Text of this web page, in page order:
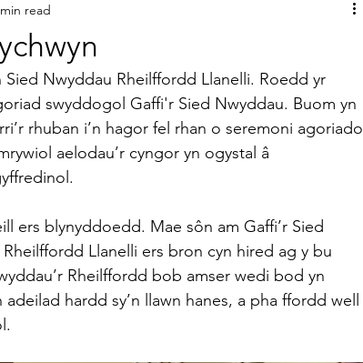
read
Nwyddau Rheilffordd Llanelli. Roedd yr
swyddogol Gaffi'r Sied Nwyddau. Buom yn
rhuban i’n hagor fel rhan o seremoni agoriadol
aelodau’r cyngor yn ogystal â
ers blynyddoedd. Mae sôn am Gaffi’r Sied
Llanelli ers bron cyn hired ag y bu
Rheilffordd bob amser wedi bod yn
hardd sy’n llawn hanes, a pha ffordd well